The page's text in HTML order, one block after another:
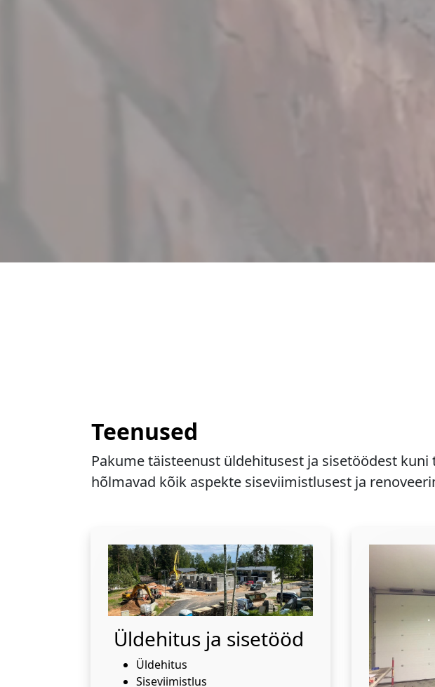
Teenused
Pakume täisteenust üldehitusest ja sisetöödest
hõlmavad kõik aspekte siseviimistlusest ja
Üldehitus ja sisetööd
Üldehitus
Siseviimistlus